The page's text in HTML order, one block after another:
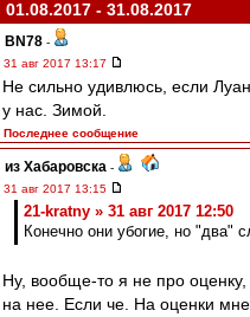
01.08.2017 - 31.08.2017
BN78 -
31 авг 2017 13:17
Не сильно удивлюсь, если
у нас. Зимой.
Последнее сообщение
из Хабаровска -
31 авг 2017 13:15
21-kratny » 31 авг 2017 12:50
Конечно они убогие, но "два"
Ну, вообще-то я не про
на нее. Если че. На оценки мне